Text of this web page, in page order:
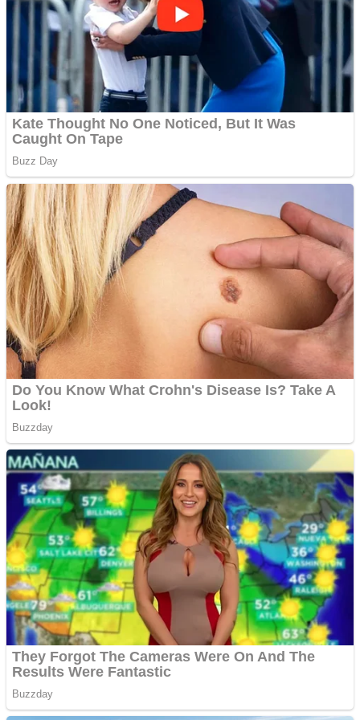
Cutit cositoare KUHN
Creez aplicatie
ANDROID pentru siteul
tau
ANDROID pentru siteul
multe ziare online
Apartamente 2 camere
Aplică acum pentru toate
tipurile de împrumuturi
și obține bani urgent!